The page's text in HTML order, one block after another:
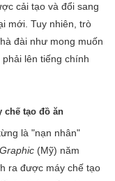
cải tạo và đổi sang
mới. Tuy nhiên, trò
đài như mong muốn
lên tiếng chính
chế tạo đồ ăn
là "nạn nhân"
(Mỹ) năm
ra được máy chế tạo